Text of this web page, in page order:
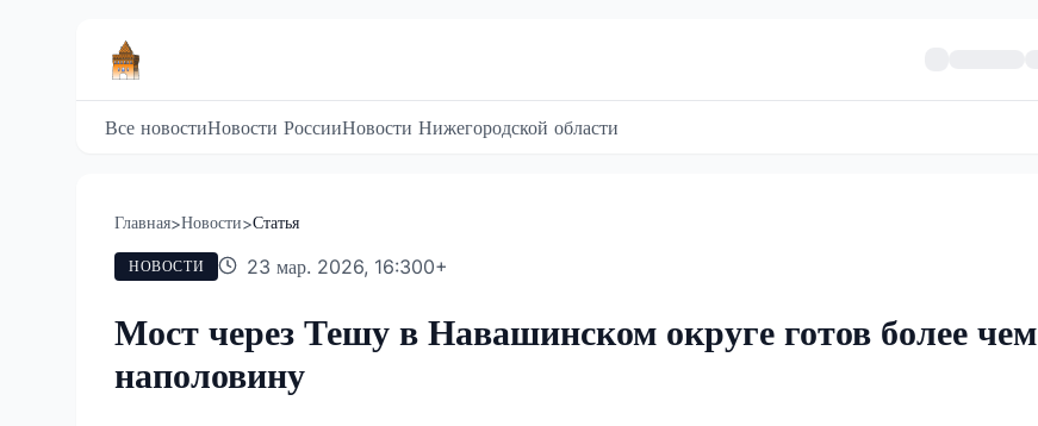
Все новостиНовости РоссииНовости Нижегородской области
Главная>Новости>Статья
НОВОСТИ 23 мар. 2026, 16:300+
Мост через Тешу в Навашинском округе готов более чем
наполовину